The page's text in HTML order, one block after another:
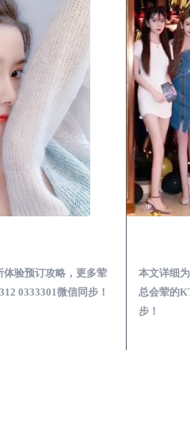
验预订攻略，更多荤
0333301微信同步！
本文详细
总会荤的
步！